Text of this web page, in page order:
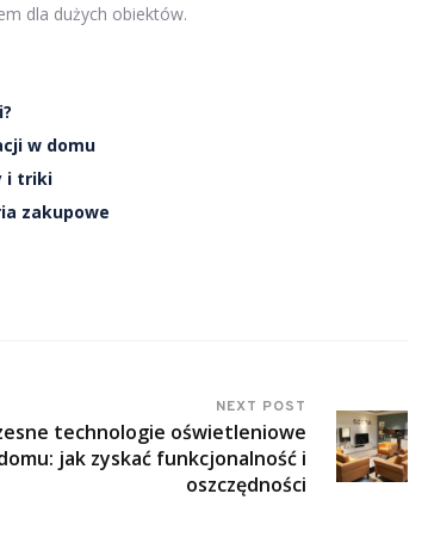
dla dużych obiektów.
w domu
i triki
zakupowe
NEXT POST
technologie oświetleniowe
jak zyskać funkcjonalność i
oszczędności